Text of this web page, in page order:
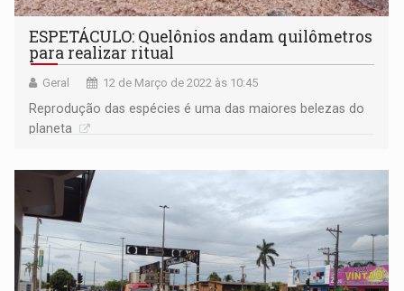
ESPETÁCULO: Quelônios andam quilômetros
para realizar ritual
Geral 12 de Março de 2022 às 10:45
Reprodução das espécies é uma das maiores belezas do
planeta